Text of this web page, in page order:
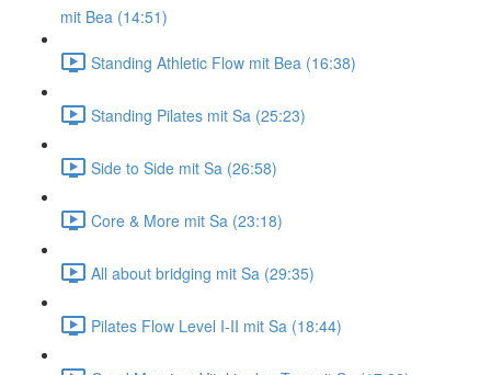
mit Bea (14:51)
Standing Athletic Flow mit Bea (16:38)
Standing Pilates mit Sa (25:23)
Side to Side mit Sa (26:58)
Core & More mit Sa (23:18)
All about bridging mit Sa (29:35)
Pilates Flow Level I-II mit Sa (18:44)